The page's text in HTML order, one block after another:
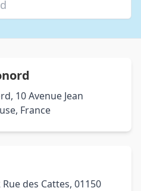
10 Avenue Jean
France
des Cattes, 01150